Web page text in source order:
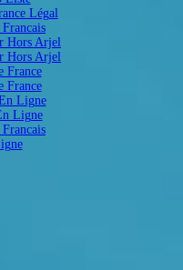
Légal
Hors Arjel
Hors Arjel
France
France
Ligne
Ligne